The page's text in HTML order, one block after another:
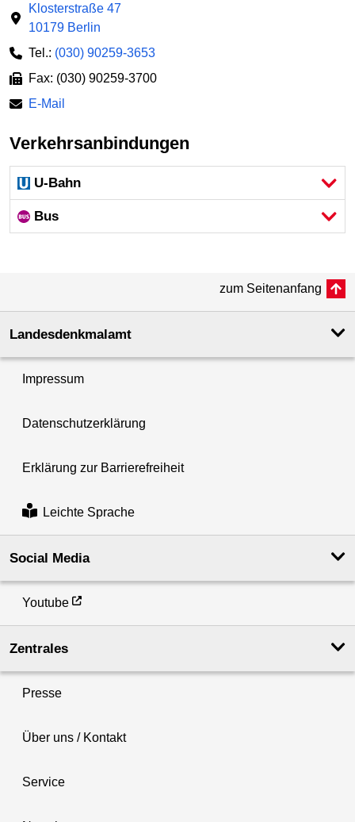
Klosterstraße 47
10179 Berlin
Tel.: (030) 90259-3653
Fax: (030) 90259-3700
E-Mail
Verkehrsanbindungen
U-Bahn
Bus
zum Seitenanfang
Landesdenkmal­amt
Impressum
Datenschutzerklärung
Erklärung zur Barrierefreiheit
Leichte Sprache
Social Media
Youtube
Zentrales
Presse
Über uns / Kontakt
Service